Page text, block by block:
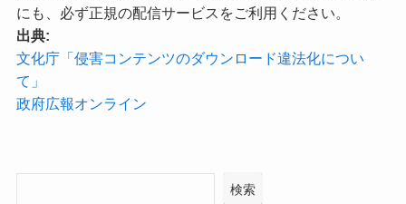
にも、必ず正規の配信サービスをご利用ください。
出典:
文化庁「侵害コンテンツのダウンロード違法化につい
て」
政府広報オンライン
検索